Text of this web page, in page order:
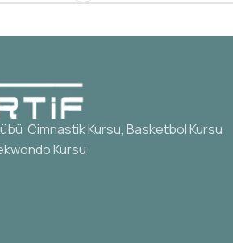
Cimnastik Kursu, Basketbol Kursu
Kursu